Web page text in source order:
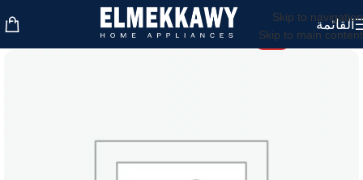
Skip to navigation
Skip to main content
القائمة
-14%